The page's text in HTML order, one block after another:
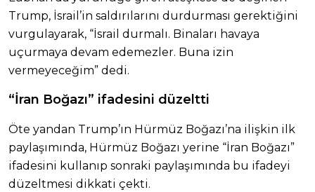
Trump, İsrail’in saldırılarını durdurması gerektiğini
vurgulayarak, “İsrail durmalı. Binaları havaya
uçurmaya devam edemezler. Buna izin
vermeyeceğim” dedi.
“İran Boğazı” ifadesini düzeltti
Öte yandan Trump’ın Hürmüz Boğazı’na ilişkin ilk
paylaşımında, Hürmüz Boğazı yerine “İran Boğazı”
ifadesini kullanıp sonraki paylaşımında bu ifadeyi
düzeltmesi dikkati çekti.